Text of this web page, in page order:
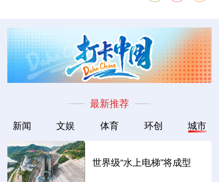
最新推荐
新闻 文娱 体育 环创 城市
世界级“水上电梯”将成型